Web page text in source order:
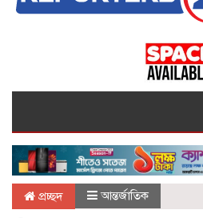
প্রচ্ছদ আন্তর্জাতিক